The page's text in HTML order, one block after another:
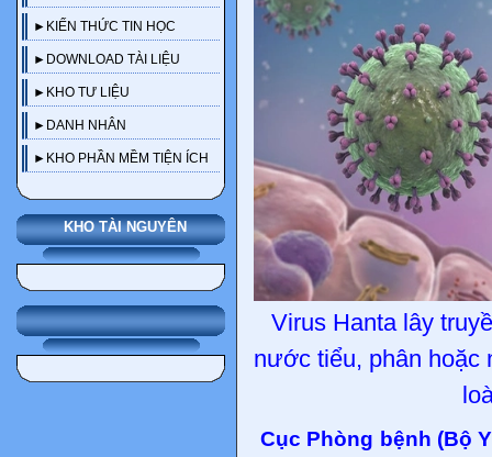
►KIẾN THỨC TIN HỌC
►DOWNLOAD TÀI LIỆU
►KHO TƯ LIỆU
►DANH NHÂN
►KHO PHẦN MỀM TIỆN ÍCH
KHO TÀI NGUYÊN
Virus Hanta lây
nước tiểu, phân hoặc
Cục Phòng bệnh (Bộ